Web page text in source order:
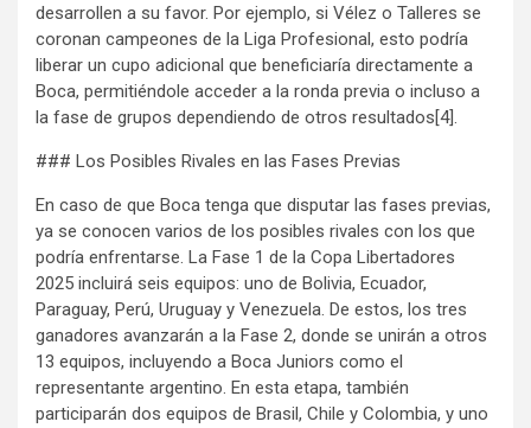
desarrollen a su favor. Por ejemplo, si Vélez o Talleres se
coronan campeones de la Liga Profesional, esto podría
liberar un cupo adicional que beneficiaría directamente a
Boca, permitiéndole acceder a la ronda previa o incluso a
la fase de grupos dependiendo de otros resultados[4].
### Los Posibles Rivales en las Fases Previas
En caso de que Boca tenga que disputar las fases previas,
ya se conocen varios de los posibles rivales con los que
podría enfrentarse. La Fase 1 de la Copa Libertadores
2025 incluirá seis equipos: uno de Bolivia, Ecuador,
Paraguay, Perú, Uruguay y Venezuela. De estos, los tres
ganadores avanzarán a la Fase 2, donde se unirán a otros
13 equipos, incluyendo a Boca Juniors como el
representante argentino. En esta etapa, también
participarán dos equipos de Brasil, Chile y Colombia, y uno